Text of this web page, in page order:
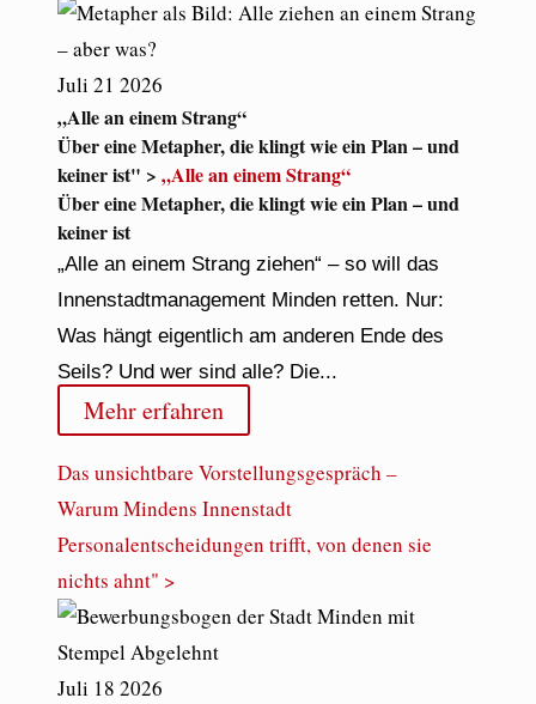
Juli 21 2026
„Alle an einem Strang“
Über eine Metapher, die klingt wie ein Plan – und
keiner ist" > „Alle an einem Strang“
Über eine Metapher, die klingt wie ein Plan – und
keiner ist
„Alle an einem Strang ziehen“ – so will das
Innenstadtmanagement Minden retten. Nur:
Was hängt eigentlich am anderen Ende des
Seils? Und wer sind alle? Die...
Mehr erfahren
Das unsichtbare Vorstellungsgespräch –
Warum Mindens Innenstadt
Personalentscheidungen trifft, von denen sie
nichts ahnt" >
Juli 18 2026